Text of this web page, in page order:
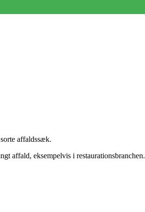
affaldssæk.
affald, eksempelvis i restaurationsbranchen.